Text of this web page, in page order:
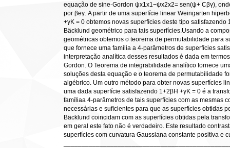
equação de sine-Gordon ψx1x1−ψx2x2= sen(ψ+ Cβγ),
por βeγ. A partir de uma superfície linear Weingarten
+γK = 0 obtemos novas superfícies deste tipo satisfazendo
Bäcklund geométrico para tais superfícies.Usando a
geométricas obtemos o teorema de permutabilidade para
que fornece uma família a 4-parâmetros de superfícies
interpretação analítica desses resultados é dada em
Gordon. O Teorema de integrabilidade analítico fornece
soluções desta equação e o teorema de permutabilidade
algébrico. Um outro método para obter novas superfícies
uma dada superfície satisfazendo 1+2βH +γK = 0 é a
famíliaa 4-parâmetros de tais superfícies com as mesmas
necessárias e suﬁcientes para que as superfícies obtidas
Bäcklund coincidam com as superfícies obtidas pela
em geral este fato não é verdadeiro. Este resultado
superfícies com curvatura Gaussiana constante positiva e